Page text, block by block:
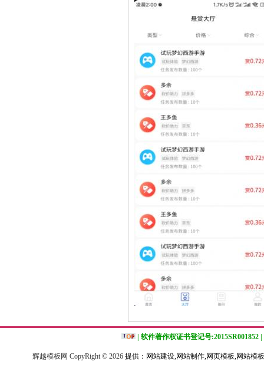
| 软件著作权证书登记号:2015SR001852
辉越模板网 CopyRight ©2026 提供：网站建设,网站制作,网页模板,网站模